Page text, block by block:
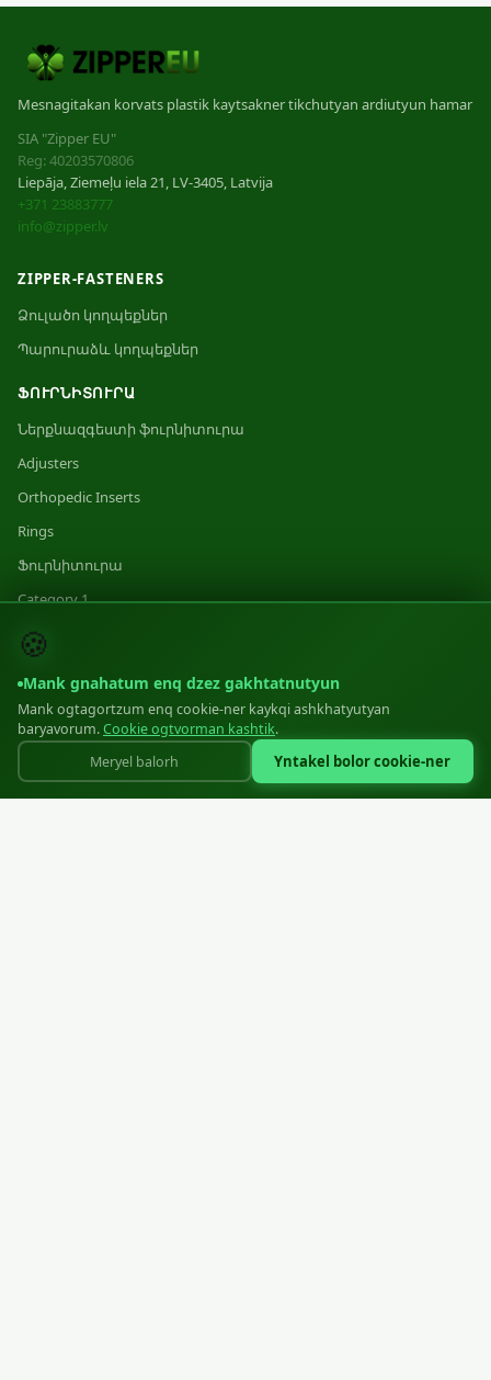
Mesnagitakan korvats plastik kaytsakner tikchutyan ardiutyun hamar
SIA "Zipper EU"
Reg: 40203570806
Liepāja, Ziemeļu iela 21, LV-3405, Latvija
+371 23883777
info@zipper.lv
ZIPPER-FASTENERS
Ձուլածո կողպեքներ
Պարուրաձև կողպեքներ
ՖՈՒՐՆԻՏՈՒՐԱ
Ներքնազգեստի ֆուրնիտուրա
Adjusters
Orthopedic Inserts
Rings
Ֆուրնիտուրա
Category 1
Category 2
ԱՐՏԱԴՐՈՒԹՅՈՒՆ
Արտադրություն
Equipment
🍪
Mank gnahatum enq dzez gakhtatnutyun
Mank ogtagortzum enq cookie-ner kaykqi ashkhatyutyan
baryavorum.Cookie ogtvorman kashtik.
Meryel balorh
Yntakel bolor cookie-ner